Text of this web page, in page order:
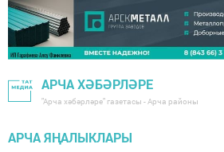
АРЧА ХӘБӘРЛӘРЕ
"Арча хәбәрләре" газетасы - Арча районы
АРЧА ЯҢАЛЫКЛАРЫ